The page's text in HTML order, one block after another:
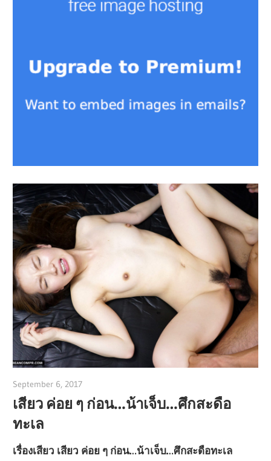
September 6, 2017
เสียว ค่อย ๆ ก่อน…น้าเจ็บ…ศึกสะดือ
ทะเล
เรื่องเสียว เสียว ค่อย ๆ ก่อน…น้าเจ็บ…ศึกสะดือทะเล